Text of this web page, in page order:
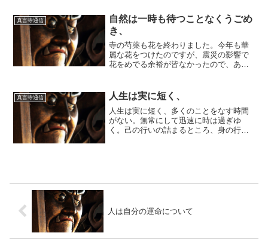
も、それは客観的事実にもとづいて判断
していると思っているのだ...
真言寺通信
自然は一時も待つことなくうごめ
き、
寺の芍薬も花を終わりました。今年も華
麗な花をつけたのですが、震災の影響で
花をめでる余裕が皆なかったので、あま
えます。麦ももう色好き始めています。
自然は一時も待つことなく...
真言寺通信 人生は実に短く、
人生は実に短く、多くのことをなす時間
がない。無常にして迅速に時は過ぎゆ
く。己の行いの詰まるところ、身の行い
人は自分の運命について